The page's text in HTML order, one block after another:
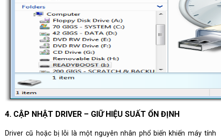
4. CẬP NHẬT DRIVER – GIỮ HIỆU SUẤT ỔN ĐỊNH
Driver cũ hoặc bị lỗi là một nguyên nhân phổ biến khiến máy tính